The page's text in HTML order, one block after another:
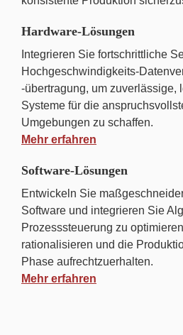
Hardware-Lösungen
Integrieren Sie fortschrittliche
Hochgeschwindigkeits-
-übertragung, um zuverlässige,
Systeme für die
Umgebungen zu schaffen.
Mehr erfahren
Software-Lösungen
Entwickeln Sie
Software und integrieren Sie
Prozesssteuerung zu
rationalisieren und die
Phase aufrechtzuerhalten.
Mehr erfahren